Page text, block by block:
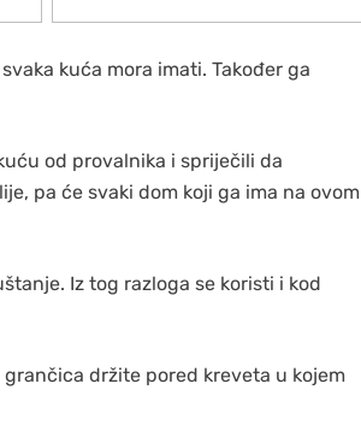
kuća mora imati. Također ga
od provalnika i spriječili da
pa će svaki dom koji ga ima na ovom
Iz tog razloga se koristi i kod
držite pored kreveta u kojem